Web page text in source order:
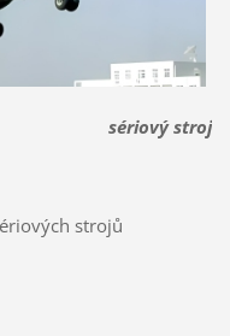
sériový stroj
strojů